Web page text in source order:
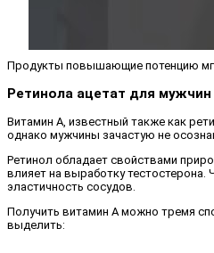
Продукты повышающие потенцию
Ретинола ацетат для мужчин
Витамин А, известный также как
однако мужчины зачастую не
Ретинол обладает свойствами
влияет на выработку
эластичность сосудов.
Получить витамин А можно тремя
выделить: